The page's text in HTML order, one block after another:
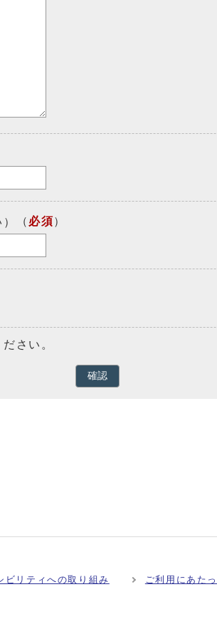
（ 必須）
さい。
確認
ビリティへの取り組み ご利用にあた